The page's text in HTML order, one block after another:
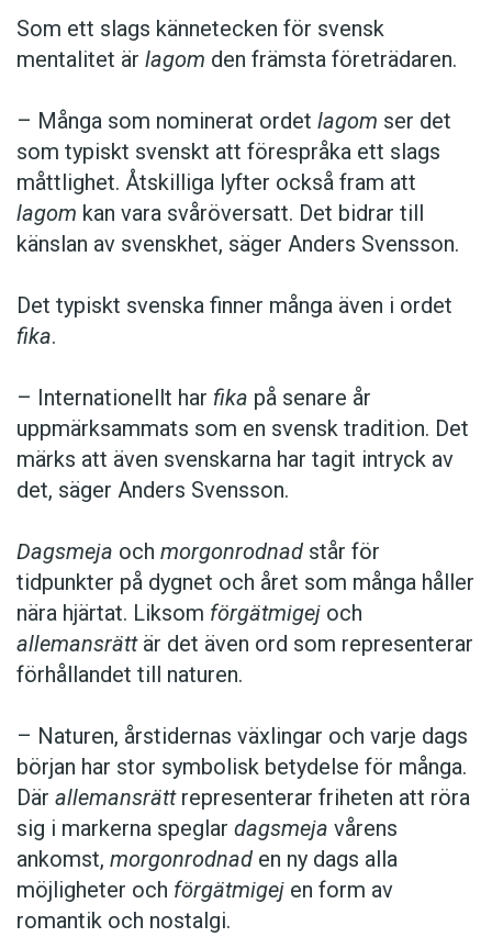
Som ett slags kännetecken för svensk
mentalitet är lagom den främsta företrädaren.
– Många som nominerat ordet lagom ser det
som typiskt svenskt att förespråka ett slags
måttlighet. Åtskilliga lyfter också fram att
lagom kan vara svåröversatt. Det bidrar till
känslan av svenskhet, säger Anders Svensson.
Det typiskt svenska finner många även i ordet
fika.
– Internationellt har fika på senare år
uppmärksammats som en svensk tradition. Det
märks att även svenskarna har tagit intryck av
det, säger Anders Svensson.
Dagsmeja och morgonrodnad står för
tidpunkter på dygnet och året som många håller
nära hjärtat. Liksom förgätmigej och
allemansrättär det även ord som representerar
förhållandet till naturen.
– Naturen, årstidernas växlingar och varje dags
början har stor symbolisk betydelse för många.
Där allemansrättrepresenterar friheten att röra
sig i markerna speglar dagsmeja vårens
ankomst, morgonrodnad en ny dags alla
möjligheter och förgätmigej en form av
romantik och nostalgi.